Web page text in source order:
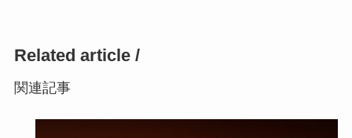
Related article /
関連記事